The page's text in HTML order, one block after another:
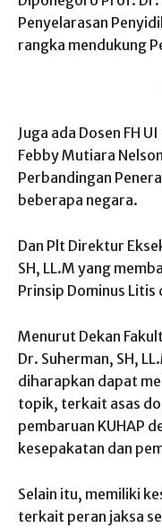
Penyelarasan
rangka mendukung
Juga ada Dosen FH
Febby Mutiara
Perbandingan
beberapa negara.
Dan Plt Direktur
SH, LL.M yang
Prinsip Dominus Litis
Menurut Dekan
Dr. Suherman, SH,
diharapkan dapat
topik, terkait asas
pembaruan KUHAP
kesepakatan dan
Selain itu, memiliki
terkait peran jaksa